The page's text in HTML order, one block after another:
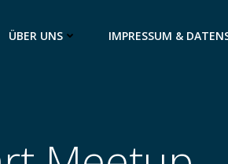
ÜBER UNS IMPRESSUM &